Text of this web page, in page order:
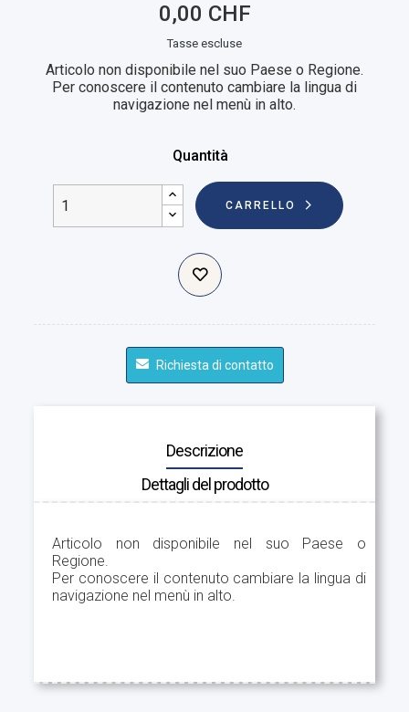
0,00 CHF
Tasse escluse
Articolo non disponibile nel suo Paese o Regione.
Per conoscere il contenuto cambiare la lingua di
navigazione nel menù in alto.
Quantità
CARRELLO
Richiesta di contatto
Descrizione
Dettagli del prodotto
Articolo non disponibile nel suo Paese o
Regione.
Per conoscere il contenuto cambiare la lingua di
navigazione nel menù in alto.